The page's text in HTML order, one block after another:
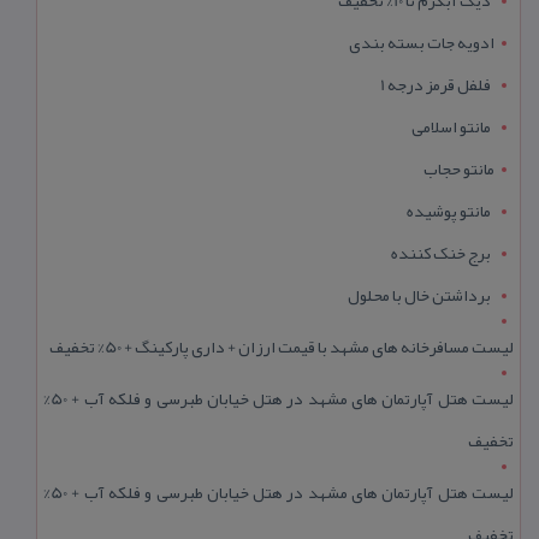
ادویه جات بسته بندی
فلفل قرمز درجه 1
مانتو اسلامی
مانتو حجاب
مانتو پوشیده
برج خنک کننده
برداشتن خال با محلول
لیست مسافرخانه های مشهد با قیمت ارزان + داری پارکینگ + 50% تخفیف
لیست هتل آپارتمان های مشهد در هتل خیابان طبرسی و فلکه آب + 50%
تخفیف
لیست هتل آپارتمان های مشهد در هتل خیابان طبرسی و فلکه آب + 50%